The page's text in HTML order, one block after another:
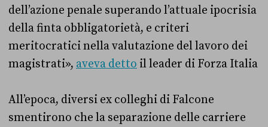
dell’azione penale superando l’attuale ipocrisia
della finta obbligatorietà, e criteri
meritocratici nella valutazione del lavoro dei
magistrati», aveva detto il leader di Forza Italia
All’epoca, diversi ex colleghi di Falcone
smentirono che la separazione delle carriere